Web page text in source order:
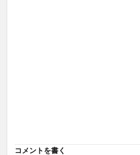
コメントを書く